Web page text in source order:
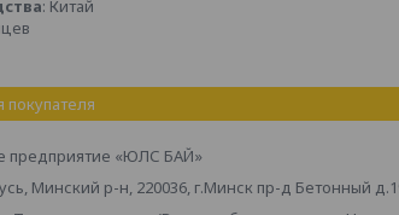
: Китай
предприятие «ЮЛС БАЙ»
Минский р-н, 220036, г.Минск пр-д Бетонный